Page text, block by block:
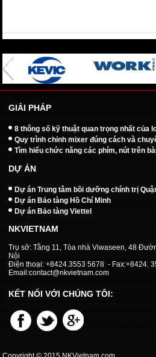
GIẢI PHÁP
8 thông số kỹ thuật quan trọng nhất của
Quy trình chỉnh mixer đúng cách và
Tìm hiểu chức năng các phím, nút trên
DỰ ÁN
Dự án Trung tâm bồi dưỡng chính trị
Dự án Bảo tàng Hồ Chí Minh
Dự án Bảo tàng Viettel
NKVIETNAM
Trụ sở: Tầng 11, Tòa nhà Viwaseen, 48
Nội
Điện thoại: +8424.3553 5678 - Fax:+8424.
Email:contact@nkvietnam.com
KẾT NỐI VỚI CHÚNG TÔI: